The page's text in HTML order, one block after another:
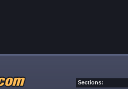
Sections: